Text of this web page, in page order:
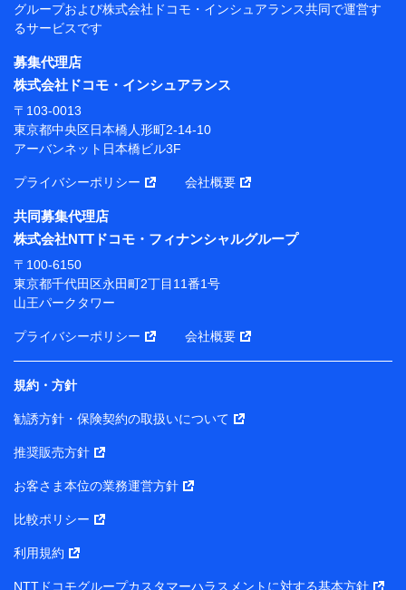
当該個人データを取り扱う各共同利用者（詳細は次のと
東京都千代田区永田町2丁目11番1号 山王パークタワー
株式会社NTTドコモ 代表取締役社長 前田 義晃
東京都中央区日本橋人形町2-14-10 アーバンネット日
本橋ビル 3F
長 吉村 忠義
※ 当社および株式会社NTTドコモは、お客さまの情報
を利用させていただくにあたっては、「NTTドコモ パー
ソナルデータ憲章」に定める行動原則を順守します 。
※ パーソナルデータダッシュボードの「第三者提供の
管理」の設定状態にかかわらず、共同利用する場合があ
※ dポイントクラブ会員ではないお客さま（2019年12
月11日以降、一度もdポイントクラブ会員であったこと
がないお客さまに限る）に関する、2019年12月10日以
に限って共同利用します。
との間で、以下のとおり個人データを共同利用しま
【共同して利用される利用データの項目】
プがサービス提供等を通じて取得した、以下の情報など
グループおよび株式会社ドコモ・インシュアランス共同で運営す
るサービスです
募集代理店
株式会社ドコモ・インシュアランス
〒103-0013
東京都中央区日本橋人形町2-14-10
アーバンネット日本橋ビル3F
プライバシーポリシー 会社概要
共同募集代理店
株式会社NTTドコモ・フィナンシャルグループ
〒100-6150
東京都千代田区永田町2丁目11番1号
山王パークタワー
プライバシーポリシー 会社概要
規約・方針
勧誘方針・保険契約の取扱いについて
推奨販売方針
お客さま本位の業務運営方針
比較ポリシー
利用規約
NTTドコモグループカスタマーハラスメントに対する基本方針